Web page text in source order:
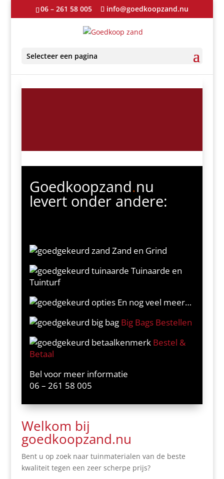
06 – 261 58 005 info@goedkoopzand.nu
Selecteer een pagina
Goedkoopzand.nu
levert onder andere:
Zand en Grind
Tuinaarde en
Tuinturf
En nog veel meer…
Big Bags Bestellen
Bestel &
Betaal
Bel voor meer informatie
06 – 261 58 005
Welkom bij
goedkoopzand.nu
Bent u op zoek naar tuinmaterialen van de beste
kwaliteit tegen een zeer scherpe prijs?